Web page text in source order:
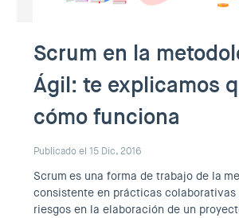
Scrum en la
Ágil: te explicamos
cómo funciona
Publicado el 15 Dic, 2016
Scrum es una forma de trabajo de la
consistente en prácticas colaborativas
riesgos en la elaboración de un